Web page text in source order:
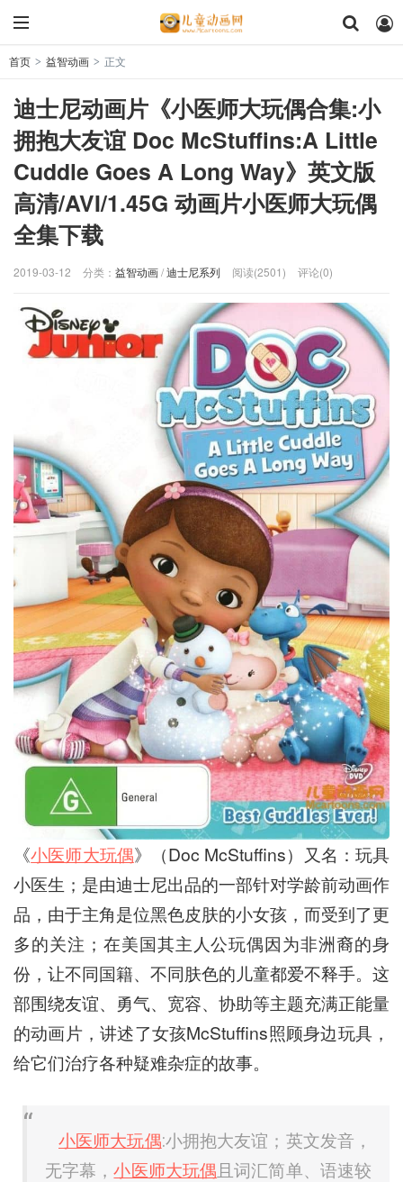
首页 > 益智动画 > 正文
迪士尼动画片《小医师大玩偶合集:小
拥抱大友谊 Doc McStuffins:A Little
Cuddle Goes A Long Way》英文版
高清/AVI/1.45G 动画片小医师大玩偶
全集下载
2019-03-12 分类： 益智动画/迪士尼系列 阅读(2501) 评论(0)
《小医师大玩偶》（Doc McStuffins）又名：玩具
小医生；是由迪士尼出品的一部针对学龄前动画作
品，由于主角是位黑色皮肤的小女孩，而受到了更
多的关注；在美国其主人公玩偶因为非洲裔的身
份，让不同国籍、不同肤色的儿童都爱不释手。这
部围绕友谊、勇气、宽容、协助等主题充满正能量
的动画片，讲述了女孩McStuffins照顾身边玩具，
给它们治疗各种疑难杂症的故事。
小医师大玩偶:小拥抱大友谊；英文发音，
无字幕，小医师大玩偶 且词汇简单、语速较